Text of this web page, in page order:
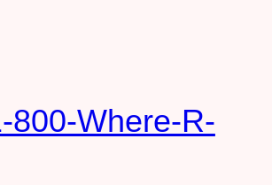
800-Where-R-